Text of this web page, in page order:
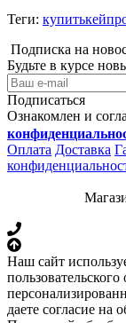
Теги:
Подписка на
Будьте в курсе
Подписаться
Ознакомлен и
Оплата Доставка
Наш сайт
даете согласие на